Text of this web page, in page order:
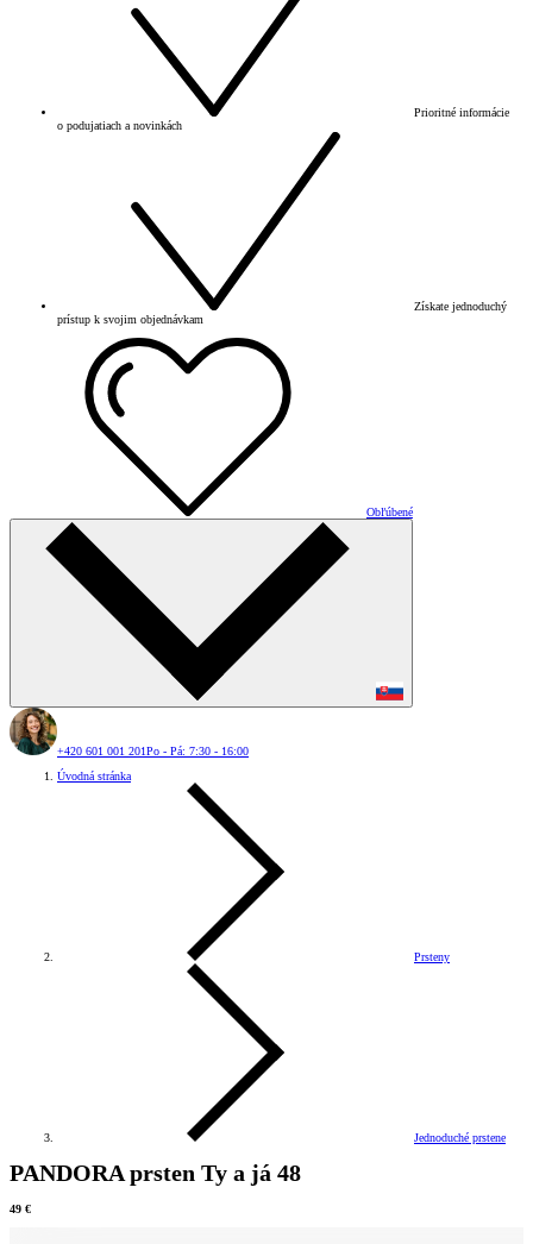
Prioritné informácie
o podujatiach a novinkách
Získate jednoduchý
prístup k svojim objednávkam
Obľúbené
+420 601 001 201Po - Pá: 7:30 - 16:00
Úvodná stránka
Prsteny
Jednoduché prstene
PANDORA prsten Ty a já 48
49 €